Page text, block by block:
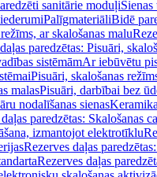
sanitārie moduļi
PalīgmateriāliBidē
ar skalošanas malu
paredzētas: Pisuāri,
sistēmāmAr iebūvētu
Pisuāri, skalošanas
malasPisuāri, darbībai bez
nodalīšanas sienas
paredzētas: Skalošanas
izmantojot elektrotīklu
Rezerves daļas
Rezerves daļas